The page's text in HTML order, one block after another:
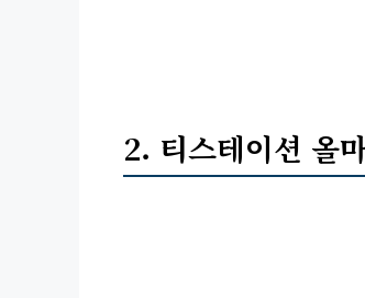
2. 티스테이션 올